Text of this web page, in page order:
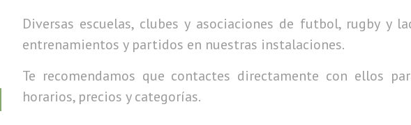
Diversas escuelas, clubes y asociaciones de futbol, rugby y
entrenamientos y partidos en nuestras instalaciones.
Te recomendamos que contactes directamente con ellos
horarios, precios y categorías.